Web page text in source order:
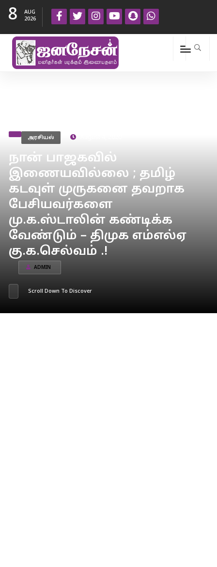
8
AUG
2026
அரசியல்
நான் பாஜகவில்
இணையவில்லை ; தமிழ்
கடவுள் முருகனை தவறாக
பேசியவர்களை
மு.க.ஸ்டாலின் கண்டிக்க
வேண்டும் – திமுக எம்எல்ஏ
கு.க.செல்வம் .!
ADMIN
Scroll Down To Discover